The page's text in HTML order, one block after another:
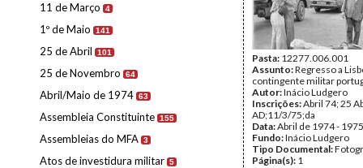
11 de Março 4
1º de Maio 141
25 de Abril 101
25 de Novembro 64
Abril/Maio de 1974 63
Assembleia Constituinte 155
Assembleias do MFA 3
Atos de investidura militar 5
Pasta: 12277.006.001
Assunto:Regresso a
contingente militar
Autor:Inácio Ludgero
Inscrições:Abril 74; 25
AD;11/3/75;da
Data:Abril de 1974 - 1975
Fundo:Inácio Ludgero
Tipo Documental:
Página(s): 1